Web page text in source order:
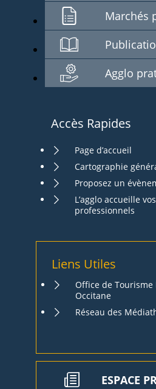
Marchés
Agglo
Accès Rapides
Page d’accueil
Cartographie
Proposez un
L’agglo accueille
professionnels
Liens Utiles
Office de Tourisme
Occitane
Réseau des
ESPACE